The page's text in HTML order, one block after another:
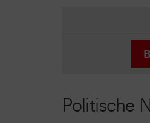
Politische